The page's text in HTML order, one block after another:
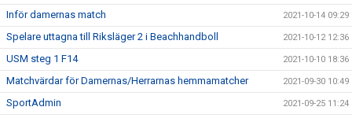
Inför damernas match 2021-10-14 09:29
Spelare uttagna till Riksläger 2 i Beachhandboll 2021-10-12 12:36
USM steg 1 F14 2021-10-10 18:36
Matchvärdar för Damernas/Herrarnas hemmamatcher 2021-09-30 10:49
SportAdmin 2021-09-25 11:24